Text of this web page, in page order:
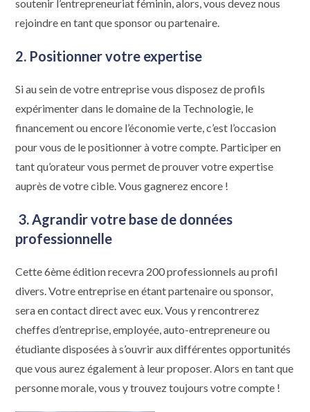
soutenir l’entrepreneuriat féminin, alors, vous devez nous
rejoindre en tant que sponsor ou partenaire.
2. Positionner votre expertise
Si au sein de votre entreprise vous disposez de profils
expérimenter dans le domaine de la Technologie, le
financement ou encore l’économie verte, c’est l’occasion
pour vous de le positionner à votre compte. Participer en
tant qu’orateur vous permet de prouver votre expertise
auprès de votre cible. Vous gagnerez encore !
3. Agrandir votre base de données
professionnelle
Cette 6ème édition recevra 200 professionnels au profil
divers. Votre entreprise en étant partenaire ou sponsor,
sera en contact direct avec eux. Vous y rencontrerez
cheffes d’entreprise, employée, auto-entrepreneure ou
étudiante disposées à s’ouvrir aux différentes opportunités
que vous aurez également à leur proposer. Alors en tant que
personne morale, vous y trouvez toujours votre compte !